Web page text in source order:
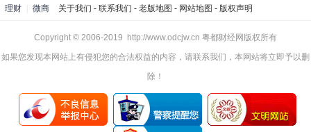
理财 微商 关于我们 - 联系我们 - 老版地图 - 网站地图 - 版权声明
Copyright © 2006-2019 http://www.odcjw.cn 粤都财经网版权所有
如果您发现本网站上有侵犯您的合法权益的内容，请联系我们，本网站将立即予以删
除！